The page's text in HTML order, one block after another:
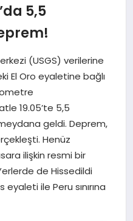
5,5
(USGS) verilerine
El Oro eyaletine bağlı
19.05’te 5,5
geldi. Deprem,
Henüz
ilişkin resmi bir
de Hissedildi
ile Peru sınırına